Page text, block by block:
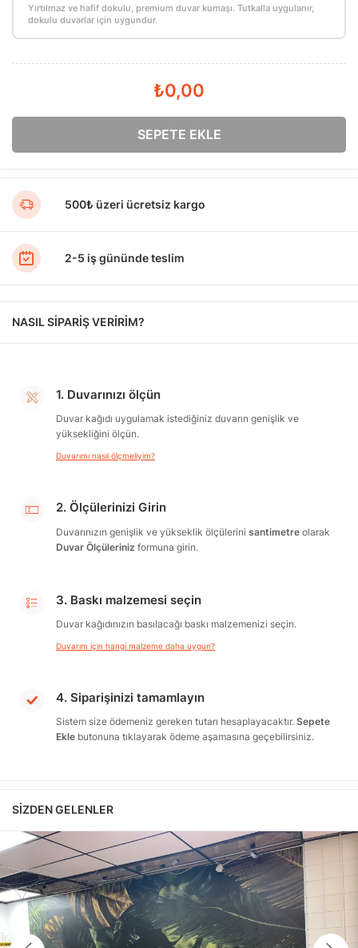
Yırtılmaz ve hafif dokulu, premium duvar kumaşı. Tutkalla uygulanır,
dokulu duvarlar için uygundur.
₺0,00
SEPETE EKLE
500₺ üzeri ücretsiz kargo
2-5 iş gününde teslim
NASIL SİPARİŞ VERİRİM?
1. Duvarınızı ölçün
Duvar kağıdı uygulamak istediğiniz duvarın genişlik ve
yüksekliğini ölçün.
Duvarımı nasıl ölçmeliyim?
2. Ölçülerinizi Girin
Duvarınızın genişlik ve yükseklik ölçülerini santimetre olarak
Duvar Ölçüleriniz formuna girin.
3. Baskı malzemesi seçin
Duvar kağıdınızın basılacağı baskı malzemenizi seçin.
Duvarım için hangi malzeme daha uygun?
4. Siparişinizi tamamlayın
Sistem size ödemeniz gereken tutarı hesaplayacaktır. Sepete
Ekle butonuna tıklayarak ödeme aşamasına geçebilirsiniz.
SIZDEN GELENLER